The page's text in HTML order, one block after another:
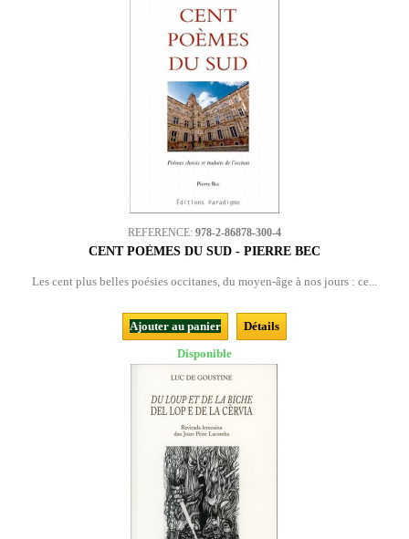
REFERENCE: 978-2-86878-300-4
CENT POÈMES DU SUD - PIERRE BEC
Les cent plus belles poésies occitanes, du moyen-âge à nos jours : ce...
Ajouter au panier
Détails
Disponible